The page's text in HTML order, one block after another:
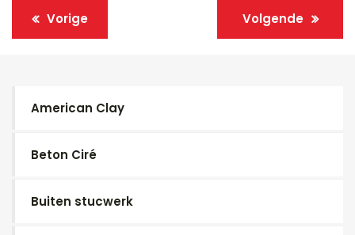
Vorige Volgende
American Clay
Beton Ciré
Buiten stucwerk